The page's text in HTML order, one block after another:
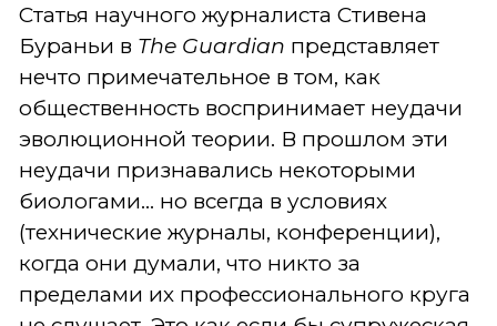
Статья научного журналиста Стивена
Бураньи в The Guardian представляет
нечто примечательное в том, как
общественность воспринимает неудачи
эволюционной теории. В прошлом эти
неудачи признавались некоторыми
биологами... но всегда в условиях
(технические журналы, конференции),
когда они думали, что никто за
пределами их профессионального круга